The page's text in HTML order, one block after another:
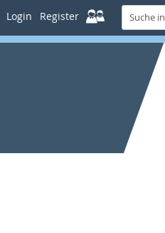
Login Register
Suche
in
KUPS